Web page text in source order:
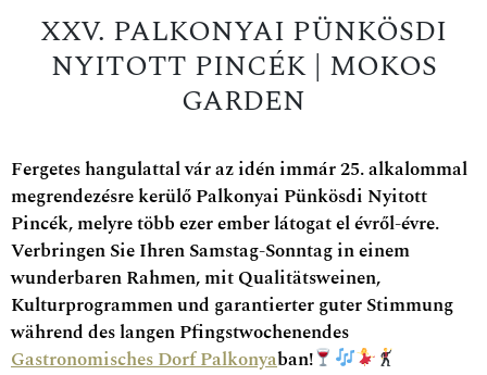
XXV. PALKONYAI PÜNKÖSDI
NYITOTT PINCÉK | MOKOS
GARDEN
Fergetes hangulattal vár az idén immár 25. alkalommal
megrendezésre kerülő Palkonyai Pünkösdi Nyitott
Pincék, melyre több ezer ember látogat el évről-évre.
Verbringen Sie Ihren Samstag-Sonntag in einem
wunderbaren Rahmen, mit Qualitätsweinen,
Kulturprogrammen und garantierter guter Stimmung
während des langen Pfingstwochenendes
Gastronomisches Dorf Palkonyaban!